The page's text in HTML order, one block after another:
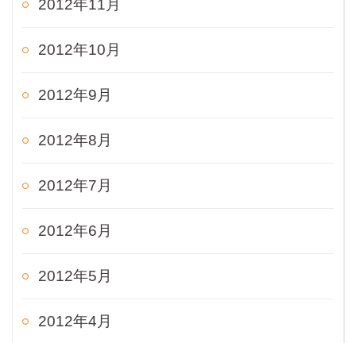
2012年11月
2012年10月
2012年9月
2012年8月
2012年7月
2012年6月
2012年5月
2012年4月